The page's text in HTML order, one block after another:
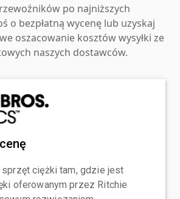
po najniższych
o bezpłatną wycenę lub uzyskaj
oszacowanie kosztów wysyłki ze
naszych dostawców.
ciężki tam, gdzie jest
oferowanym przez Ritchie